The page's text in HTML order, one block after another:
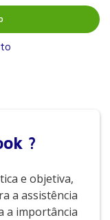
?
e objetiva,
a assistência
a importância